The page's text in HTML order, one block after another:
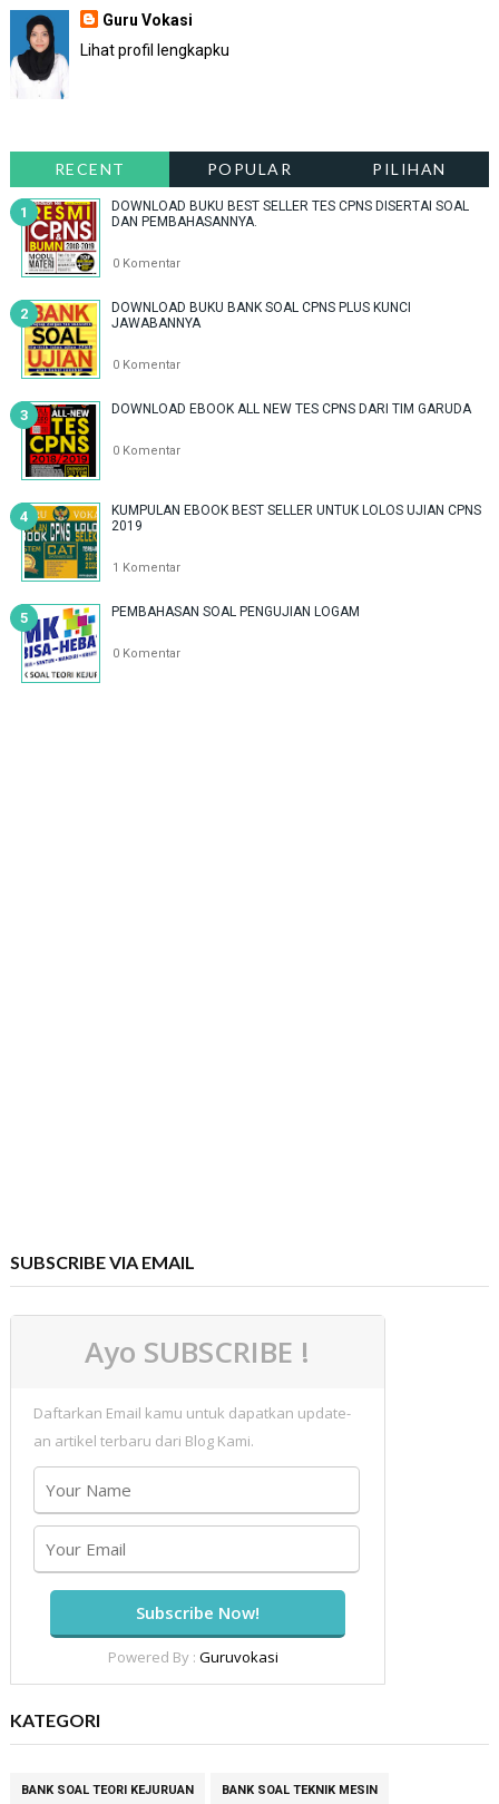
Guru Vokasi
Lihat profil lengkapku
RECENT POPULAR PILIHAN
DOWNLOAD BUKU BEST SELLER TES CPNS DISERTAI SOAL
DAN PEMBAHASANNYA.
0 Komentar
DOWNLOAD BUKU BANK SOAL CPNS PLUS KUNCI
JAWABANNYA
0 Komentar
DOWNLOAD EBOOK ALL NEW TES CPNS DARI TIM GARUDA
0 Komentar
KUMPULAN EBOOK BEST SELLER UNTUK LOLOS UJIAN CPNS
2019
1 Komentar
PEMBAHASAN SOAL PENGUJIAN LOGAM
0 Komentar
SUBSCRIBE VIA EMAIL
Ayo SUBSCRIBE !
Daftarkan Email kamu untuk dapatkan update-
an artikel terbaru dari Blog Kami.
Powered By :Guruvokasi
KATEGORI
BANK SOAL TEORI KEJURUAN BANK SOAL TEKNIK MESIN